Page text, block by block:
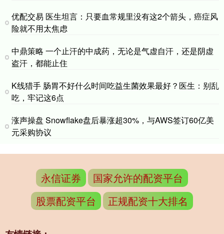
优配交易 医生坦言：只要血常规里没有这2个箭头，癌症风
险就不用太焦虑
中鼎策略 一个止汗的中成药，无论是气虚自汗，还是阴虚
盗汗，都能止住
K线猎手 肠胃不好什么时间吃益生菌效果最好？医生：别乱
吃，牢记这6点
涨声操盘 Snowflake盘后暴涨超30%，与AWS签订60亿美
元采购协议
永信证券
国家允许的配资平台
股票配资平台
正规配资十大排名